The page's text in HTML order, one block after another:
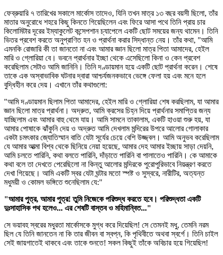
ফেব্রুয়ারি ৭ তারিখের সকালে মার্কোস তাদেও, যিনি তখন মাত্র ১৩ বছর বয়সী ছিলো, তাঁর
মাতার অনুরোধে শহরে কিছু কিনতে গিয়েছিলেন এবং ফিরে আসা পথে তিনি প্রায় চার
কিলোমিটার দূরের ইম্যাকুলেট কন্সেপশান চ্যাপেলে একটি ছোট সময়ের জন্য থামেন। তিনি
ভিতর প্রবেশ করতে অনুপ্রাণিত হন ও প্রার্থনা করার সিদ্ধান্ত নেয়। তাঁর কথা, "আমি
এমনকি রোজারি কী তা জানতো না এবং আমার জ্ঞান ছিলো মাত্র পিতা আমাদের, হেইল
মারি ও গ্লোরিয়া বে। ভবনে প্রার্থনার ইচ্ছা থেকে এসেছিলো কিনা ও কেন প্রবেশ
করেছিলাম সেটাও আমি জানিনি। তিনি দণ্ডায়মান হয়ে একটি ছোট প্রার্থনা করেন। শেষে
তাকে এক অস্বাভাবিক ঘটনার দ্বারা আশ্চর্যজনকভাবে ভেঙ্গে ফেলা হয় এবং মনে হলে
বুদ্ধিহীন করে দেয়। এখানে তাঁর কথাগুলো:
"আমি দণ্ডায়মান ছিলাম পিতা আমাদের, হেইল মারি ও গ্লোরিয়া শেষ করছিলাম, যা আমার
জ্ঞান ছিলো মাত্র প্রার্থনা। অদ্রুত, আমি ক্রসের চিহ্ন দিয়ে প্রার্থনার সমাপ্তির জন্য
যাচ্ছিলাম এবং আমার বাহু থেমে যায়। আমি সামনে তাকালাম, একটি হাওয়া শুরু হয়, যা
আমার পোষাকে ঝাঁকুনি দেয় ও অদ্রুত আমি দেখলাম মন্দিরের উপরে আলোর গোলাকার
একটা চমৎকার জ্যোতিস্মান বাতি যেটা সূর্যের চেয়ে বেশি উজ্জ্বল। আমি অনুভব করেছিলাম
যে আমার আত্মা বিশ্ব থেকে ছিনিয়ে নেয়া হয়েছে, আমার দেহ আমার ইচ্ছায় সাড়া দেয়নি,
আমি চলতে পারিনি, কথা বলতে পারিনি, দাঁড়াতে পারিনি বা পালাতেও পারিনি। কে আমাকে
কথা বলে তা দেখতে পেরেছিলো না কিন্তু আলোর মন্দিরকে পুরোপুরিভাবে নিয়ন্ত্রণ করতে
দেখা গিয়েছে। আমি একটি স্বর যেটা ঘন্টার মতো স্পষ্ট ও সুস্বরে, নারীটির, অত্যন্ত
মধুময়ী ও কোমল ভঙ্গিতে শুনেছিলাম যে:"
"আমার পুত্র, আমার পুত্র! তুমি নিজেকে পরিশুদ্ধ করতে হবে। পরিশুদ্ধতা একটি
দুঃসাহাসিক পথ হলেও... এর শেষটি বাস্তব ও মহিমান্বিত..."
সে ভয়াবহ স্বরের মধুরতা মার্কোসকে মুগ্ধ করে দিয়েছিল! সে তেমনই মধু, তেমনি নরম
ছিল যে তিনি জানতেন না কি তার জীবন বা স্বপ্ন, কি পৃথিবীতে অথবা স্বর্গে। তিনি চাইল
সেই জায়গাতেই থাকবে এবং তাকে শুনতে! সকল কিছুই তাঁকে অবিচার হয়ে গিয়েছিল!